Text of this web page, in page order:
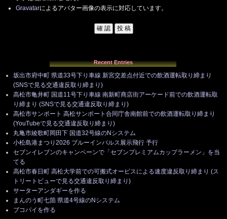
Gravatarによるアバター画像の表示に対応しています。
Recent Entries
坂出市府中町 県道33号下り車線 新宮交差点付近での飲酒運転取り締まり
(SNSで見る交通違反取り締まり)
高松市亀井町 国道11号下り車線 南新町商店街アーケード前での飲酒運転取
り締まり (SNSで見る交通違反取り締まり)
高松市サンポート 高松サンポート合同庁舎南館前での飲酒運転取り締まり
(YouTubeで見る交通違反取り締まり)
丸亀市綾歌町岡田下 国道32号線のNシステム
小松島港まつり2026 ブルーインパルス展示飛行 予行
セブンイレブンのキャンペーンで「セブンプレミアムカップラーメン」を当
てる
高松市春日町 高松大学前での可搬式オービスによる速度違反取り締まり (ス
トリートビューで見る交通違反取り締まり)
サーターアンダギーを作る
まんのう町七箇 県道4号線のNシステム
ブコパイを作る